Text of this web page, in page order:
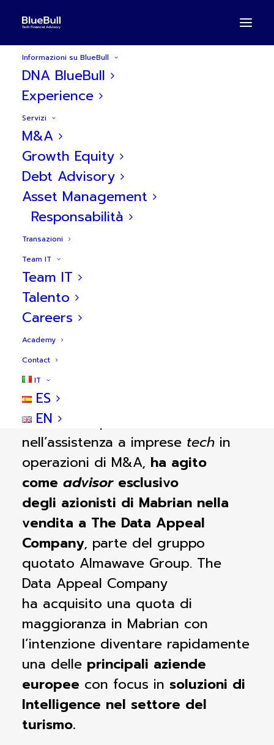
Informazioni su BlueBull
DNA BlueBull
Experience
Servizi
M&A
Growth Equity
Debt Advisory
Asset Management
Responsabilità
Transazioni
Team IT
Team IT
Talento
Careers
Academy
Contact
IT
ES
EN
BlueBull ha agito como
advisor finanziario di
Mabrian Technologies
nella vendita a The Data
Appeal Company
Descrizione della transazione
BlueBull,
finanziaria specializzata
nell’assistenza a imprese tech in
operazioni di M&A, ha agito
come advisoresclusivo
degli azionisti di Mabrian nella
vendita a The Data Appeal
Company, parte del gruppo
quotato Almawave Group. The
Data Appeal Company
ha acquisito una quota di
maggioranza in Mabrian con
l’intenzione diventare rapidamente
una delle principali aziende
europee con focus in soluzioni di
Intelligence nel settore del
turismo.